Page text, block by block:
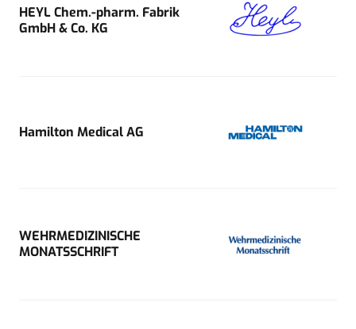
HEYL Chem.-pharm. Fabrik
GmbH & Co. KG
Hamilton Medical AG
WEHRMEDIZINISCHE
MONATSSCHRIFT